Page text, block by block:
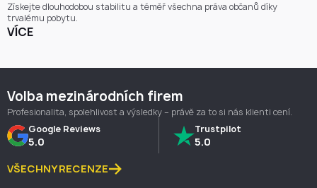
Získejte dlouhodobou stabilitu a téměř všechna práva občanů díky
trvalému pobytu.
VÍCE
Volba mezinárodních firem
Profesionalita, spolehlivost a výsledky – právě za to si nás klienti cení.
Google Reviews
5.0
Trustpilot
5.0
VŠECHNY RECENZE